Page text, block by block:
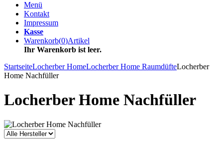
Menü
Kontakt
Impressum
Kasse
Warenkorb(0)Artikel
Ihr Warenkorb ist leer.
StartseiteLocherber HomeLocherber Home RaumdüfteLocherber
Home Nachfüller
Locherber Home Nachfüller